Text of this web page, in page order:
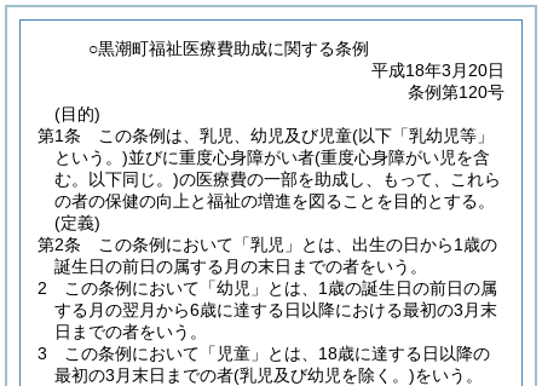
○黒潮町福祉医療費助成に関する条例
平成18年3月20日
条例第120号
(目的)
第1条
この条例は、乳児、幼児及び児童(以下「乳幼児等」
という。)並びに重度心身障がい者(重度心身障がい児を含
む。以下同じ。)の医療費の一部を助成し、もって、これら
の者の保健の向上と福祉の増進を図ることを目的とする。
(定義)
第2条
この条例において「乳児」とは、出生の日から1歳の
誕生日の前日の属する月の末日までの者をいう。
2
この条例において「幼児」とは、1歳の誕生日の前日の属
する月の翌月から6歳に達する日以降における最初の3月末
日までの者をいう。
3
この条例において「児童」とは、18歳に達する日以降の
最初の3月末日までの者(乳児及び幼児を除く。)をいう。